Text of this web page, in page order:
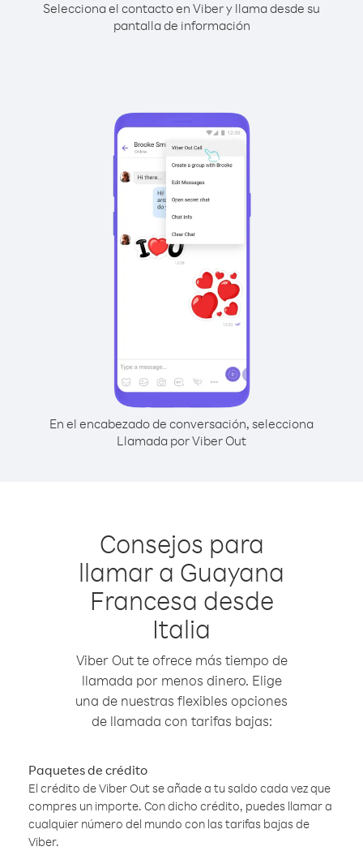
Selecciona el contacto en Viber y llama desde su
pantalla de información
En el encabezado de conversación, selecciona
Llamada por Viber Out
Consejos para
llamar a Guayana
Francesa desde
Italia
Viber Out te ofrece más tiempo de
llamada por menos dinero. Elige
una de nuestras flexibles opciones
de llamada con tarifas bajas:
Paquetes de crédito
El crédito de Viber Out se añade a tu saldo cada vez que
compres un importe. Con dicho crédito, puedes llamar a
cualquier número del mundo con las tarifas bajas de
Viber.